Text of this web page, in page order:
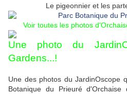
Le pigeonnier et les
Voir toutes les photos
Une photo du
Gardens...!
Une des photos du JardinOscope
Botanique du Prieuré